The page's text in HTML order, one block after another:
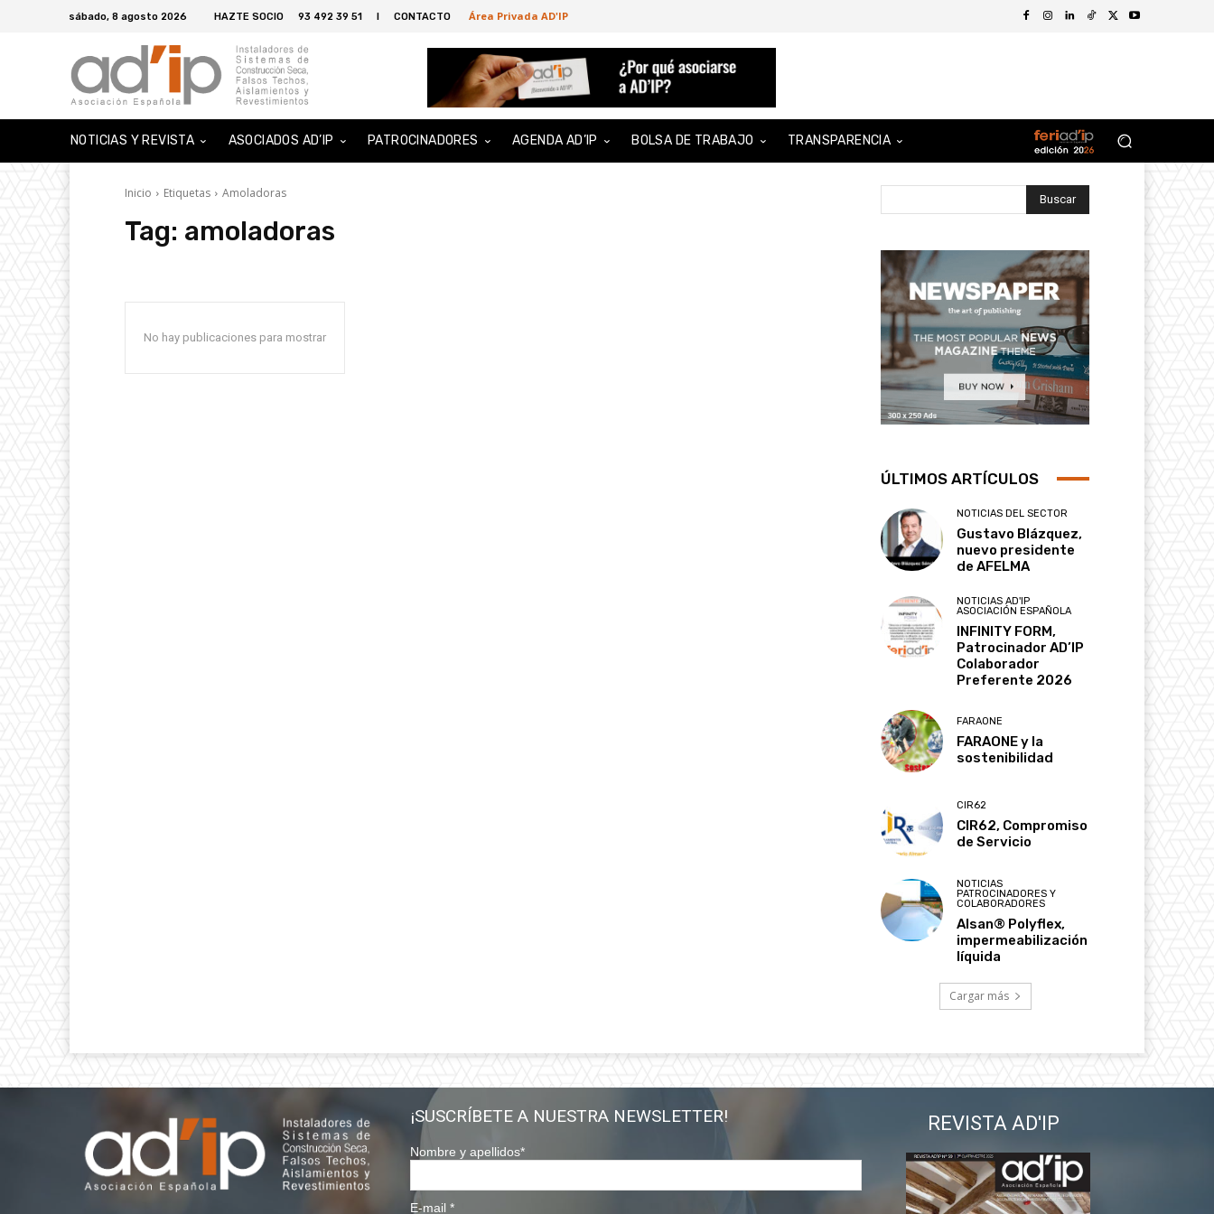
sábado, 8 agosto 2026 HAZTE SOCIO 93 492 39 51 I CONTACTO Área Privada AD'IP
NOTICIAS Y REVISTA ASOCIADOS AD’IP PATROCINADORES AGENDA AD’IP BOLSA DE TRABAJO TRANSPARENCIA
Inicio Etiquetas Amoladoras
Tag: amoladoras
No hay publicaciones para mostrar
Buscar
ÚLTIMOS ARTÍCULOS
NOTICIAS DEL SECTOR
Gustavo Blázquez,
nuevo presidente
de AFELMA
NOTICIAS AD'IP
ASOCIACIÓN ESPAÑOLA
INFINITY FORM,
Patrocinador AD’IP
Colaborador
Preferente 2026
FARAONE
FARAONE y la
sostenibilidad
CIR62
CIR62, Compromiso
de Servicio
NOTICIAS
PATROCINADORES Y
COLABORADORES
Alsan® Polyflex,
impermeabilización
líquida
Cargar más
¡SUSCRÍBETE A NUESTRA NEWSLETTER!
Nombre y apellidos*
E-mail*
REVISTA AD'IP